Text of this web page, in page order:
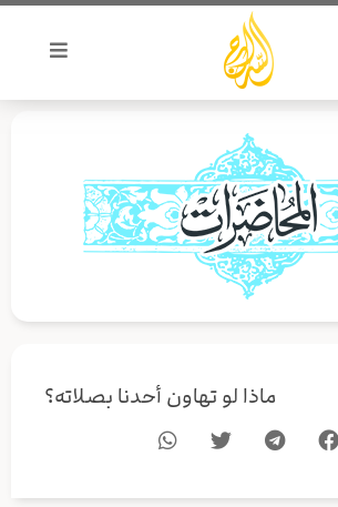
ماذا لو تهاون أحدنا بصلاته؟